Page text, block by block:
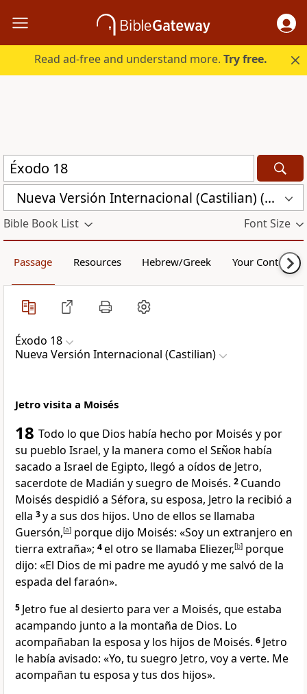
Read ad-free and understand more.Try free.
Nueva Versión Internacional (Castilian) (CST)
Bible Book List Font Size
Passage Resources Hebrew/Greek Your Content
Éxodo 18
Nueva Versión Internacional (Castilian)
Jetro visita a Moisés
18 Todo lo que Dios había hecho por Moisés y por
su pueblo Israel, y la manera como el Señor había
sacado a Israel de Egipto, llegó a oídos de Jetro,
sacerdote de Madián y suegro de Moisés. 2 Cuando
Moisés despidió a Séfora, su esposa, Jetro la recibió a
ella 3y a sus dos hijos. Uno de ellos se llamaba
Guersón,[a] porque dijo Moisés: «Soy un extranjero en
tierra extraña»; 4el otro se llamaba Eliezer,[b] porque
dijo: «El Dios de mi padre me ayudó y me salvó de la
espada del faraón».
5 Jetro fue al desierto para ver a Moisés, que estaba
acampando junto a la montaña de Dios. Lo
acompañaban la esposa y los hijos de Moisés. 6 Jetro
le había avisado: «Yo, tu suegro Jetro, voy a verte. Me
acompañan tu esposa y tus dos hijos».